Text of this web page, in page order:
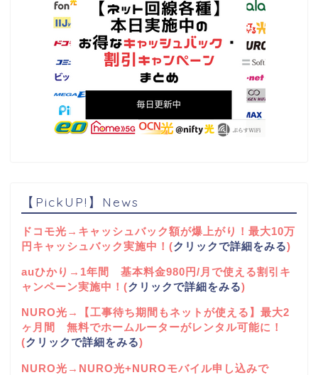
【PickUP!】News
ドコモ光→キャッシュバック額が爆上がり！最大10万
円キャッシュバック実施中！(クリックで詳細をみる)
auひかり→1年間 基本料金980円/月で使える割引キ
ャンペーン実施中！(クリックで詳細をみる)
NURO光→【工事待ち期間もネットが使える】最大2
ヶ月間 無料でホームルーターがレンタル可能に！
(クリックで詳細をみる)
NURO光→NURO光+NUROモバイル申し込みで